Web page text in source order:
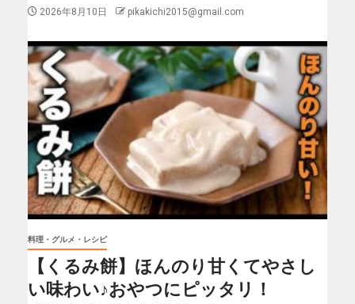
2026年8月10日 pikakichi2015@gmail.com
料理・グルメ・レシピ
【くるみ餅】ほんのり甘くてやさし
い味わい♪おやつにピッタリ！